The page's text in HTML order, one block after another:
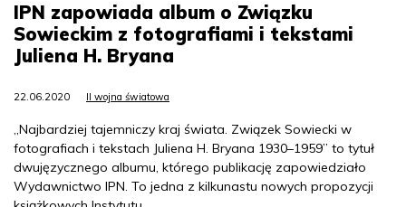
IPN zapowiada album o Związku
Sowieckim z fotografiami i tekstami
Juliena H. Bryana
22.06.2020 II wojna światowa
„Najbardziej tajemniczy kraj świata. Związek Sowiecki w
fotografiach i tekstach Juliena H. Bryana 1930–1959” to tytuł
dwujęzycznego albumu, którego publikację zapowiedziało
Wydawnictwo IPN. To jedna z kilkunastu nowych propozycji